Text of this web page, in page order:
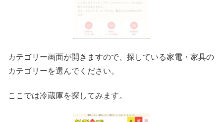
カテゴリー画面が開きますので、探している家電・家具の
カテゴリーを選んでください。
ここでは冷蔵庫を探してみます。